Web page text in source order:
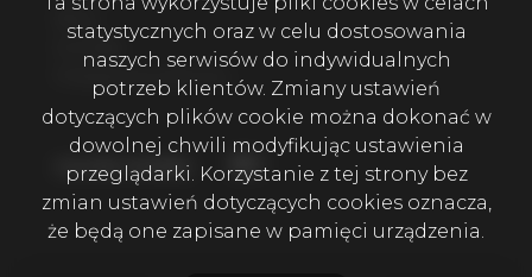
Kontakt
Polityka prywatności
social media Facebook
Facebook
statystycznych oraz w celu dostosowania
naszych serwisów do indywidualnych
potrzeb klientów. Zmiany ustawień
dotyczących plików cookie można dokonać w
dowolnej chwili modyfikując ustawienia
przeglądarki. Korzystanie z tej strony bez
zmian ustawień dotyczących cookies oznacza,
że będą one zapisane w pamięci urządzenia.